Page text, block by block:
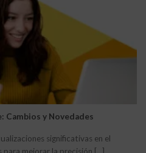
Cambios y Novedades
significativas en el